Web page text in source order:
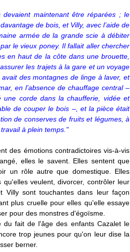
maintenant être réparées ; le
de bois, et Villy, avec l’aide de
armée de la grande scie à débiter
le vieux poney. Il fallait aller chercher
en haut de la côte dans une brouette,
les trajets à la gare et un voyage
des montagnes de linge à laver, et
en l’absence de chauffage central –
une corde dans la chaufferie, vidée et
de couper le bois –, et la pièce était
de conserves de fruits et légumes, à
à plein temps."
des émotions contradictoires vis-à-vis
elles le savent. Elles sentent que
un rôle autre que domestique. Elles
veulent, divorcer, contrôler leur
Villy sont touchantes dans leur façon
plus cruelle pour elles qu'elle essaye
pour des monstres d'égoïsme.
fait de l'âge des enfants Cazalet le
trop jeunes pour qu'on leur dise la
berner.